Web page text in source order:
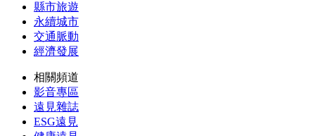
縣市旅遊
永續城市
交通脈動
經濟發展
相關頻道
影音專區
遠見雜誌
ESG遠見